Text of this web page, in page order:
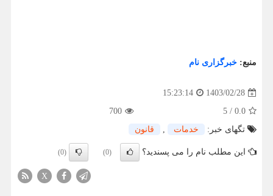
منبع: خبرگزاری نام
1403/02/28
15:23:14
0.0
/
5
700
تگهای خبر:
خدمات , قانون
این مطلب نام را می پسندید؟ (0)
(0)
X